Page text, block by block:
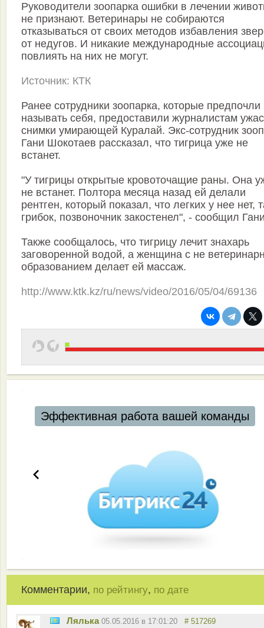
Руководители зоопарка ошибки в лечении
не признают. Ветеринары не собираются
отказываться от своих методов избавления
от недугов. И никакие международные
повлиять на них не могут.
Источник: КТК
Ранее сотрудники зоопарка, которые предпочли
называть себя, предоставили журналистам
снимки умирающей Куралай. Экс-сотрудник
Гани Шокотаев рассказал, что тигрица уже не
встанет.
"У тигрицы открытые кровоточащие раны. Она
не встанет. Полтора месяца назад ей делали
рентген, который показал, что легких у нее нет,
грибок, позвоночник закостенел", - сообщил
Также сообщалось, что тигрицу лечит знахарь
заговоренной водой, а женщина с не
образованием делает ей массаж.
http://www.ktk.kz/ru/news/video/2016/05/04/69136
Эффективная работа вашей команды
Комментарии, по рейтингу, по дате
Лялька 05.05.2016 в 17:01:20 # 517269